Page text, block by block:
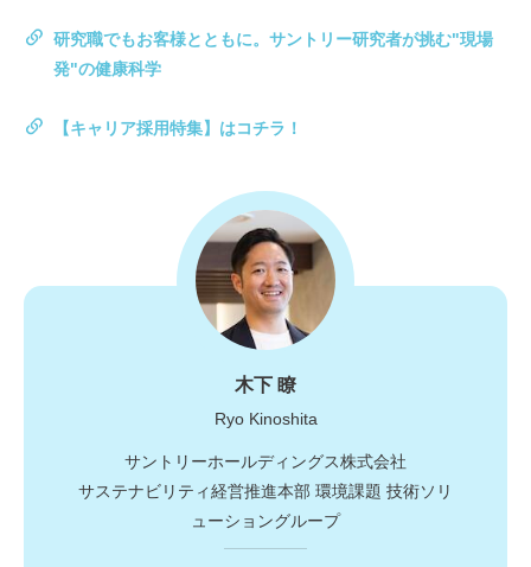
研究職でもお客様とともに。サントリー研究者が挑む"現場
発"の健康科学
【キャリア採用特集】はコチラ！
木下 瞭
Ryo Kinoshita
サントリーホールディングス株式会社
サステナビリティ経営推進本部 環境課題 技術ソリ
ューショングループ